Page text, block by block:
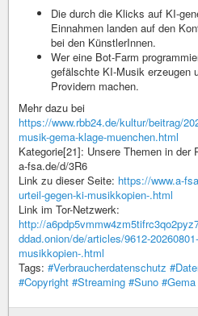
Die durch die Klicks auf KI-
Einnahmen landen auf den
bei den KünstlerInnen.
Wer eine Bot-Farm
gefälschte KI-Musik erzeugen
Providern machen.
Mehr dazu bei
https://www.rbb24.de/kultur/beitrag/
musik-gema-klage-muenchen.html
Kategorie[21]: Unsere Themen in der
a-fsa.de/d/3R6
Link zu dieser Seite: https://www.a-
urteil-gegen-ki-musikkopien-.html
Link im Tor-Netzwerk:
http://
ddad.onion/de/articles/9612-
musikkopien-.html
Tags: #Verbraucherdatenschutz
#Copyright #Streaming #Suno #Gema